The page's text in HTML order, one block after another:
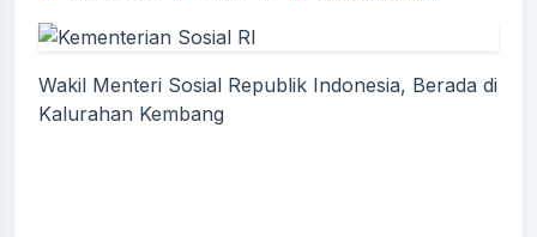
Wakil Menteri Sosial Republik Indonesia, Berada di
Kalurahan Kembang